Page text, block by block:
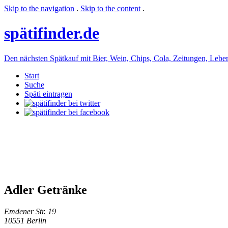
Skip to the navigation . Skip to the content .
spätifinder.de
Den nächsten Spätkauf mit Bier, Wein, Chips, Cola, Zeitungen,
Start
Suche
Späti eintragen
Adler Getränke
Emdener Str. 19
10551 Berlin